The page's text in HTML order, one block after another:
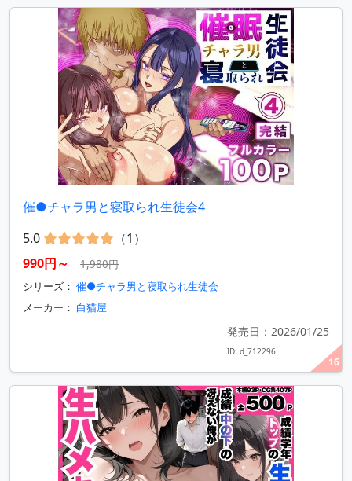
16
催●チャラ男と寝取られ生徒会4
5.0
（1）
990円～
1,980円
シリーズ： 催●チャラ男と寝取られ生徒会
メーカー： 白猫屋
発売日：2026/01/25
ID: d_712296